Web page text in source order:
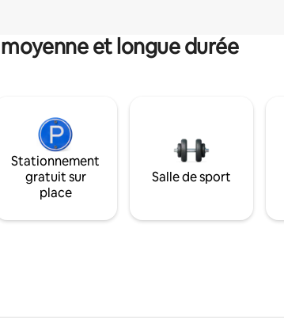
et longue durée
Stationnement
gratuit sur
place
Salle de sport